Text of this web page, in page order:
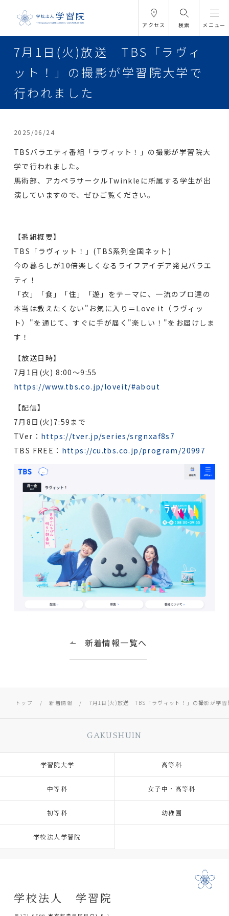
アクセス 検索 メニュー
トップ 新着情報 7月1日(火)放送 TBS「ラヴィット！」の撮影が学習
7月1日(火)放送 TBS「ラヴィ
ット！」の撮影が学習院大学で
行われました
2025/06/24
TBSバラエティ番組「ラヴィット！」の撮影が学習院大
学で行われました。
馬術部、アカペラサークルTwinkleに所属する学生が出
演していますので、ぜひご覧ください。
【番組概要】
TBS「ラヴィット！」(TBS系列全国ネット)
今の暮らしが10倍楽しくなるライフアイデア発見バラエ
ティ！
「衣」「食」「住」「遊」をテーマに、一流のプロ達の
本当は教えたくない"お気に入り＝Love it（ラヴィッ
ト）"を通じて、すぐに手が届く"楽しい！"をお届けしま
す！
【放送日時】
7月1日(火) 8:00～9:55
https://www.tbs.co.jp/loveit/#about
【配信】
7月8日(火)7:59まで
TVer： https://tver.jp/series/srgnxaf8s7
TBS FREE： https://cu.tbs.co.jp/program/20997
新着情報一覧へ
GAKUSHUIN
学習院大学 高等科
中等科 女子中・高等科
初等科 幼稚園
学校法人学習院
学校法人 学習院